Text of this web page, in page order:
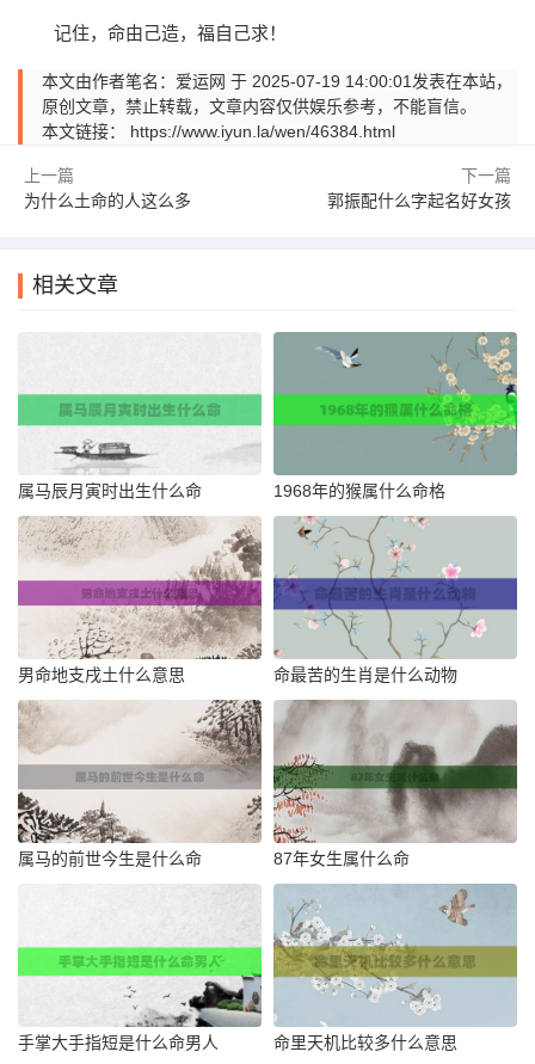
记住，命由己造，福自己求！
本文由作者笔名：爱运网 于 2025-07-19 14:00:01发表在本站，
原创文章，禁止转载，文章内容仅供娱乐参考，不能盲信。
本文链接： https://www.iyun.la/wen/46384.html
上一篇
为什么土命的人这么多
下一篇
郭振配什么字起名好女孩
相关文章
属马辰月寅时出生什么命 1968年的猴属什么命格
男命地支戌土什么意思 命最苦的生肖是什么动物
属马的前世今生是什么命 87年女生属什么命
手掌大手指短是什么命男人 命里天机比较多什么意思